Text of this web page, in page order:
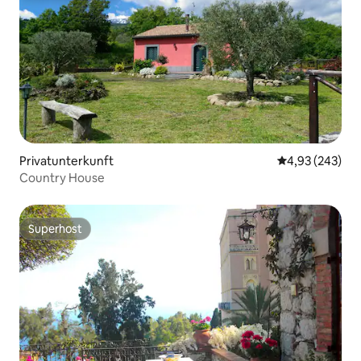
Privatunterkunft
4,93 (243)
Country House
Superhost
Superhost